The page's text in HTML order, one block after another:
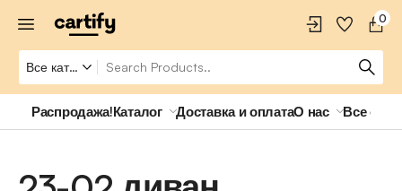
0
Распродажа!Каталог Доставка и оплатаО нас Все о